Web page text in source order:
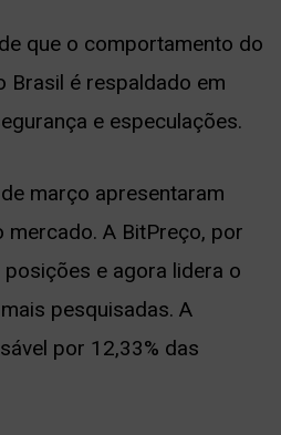
que o comportamento do
Brasil é respaldado em
e especulações.
março apresentaram
mercado. A BitPreço, por
e agora lidera o
pesquisadas. A
por 12,33% das